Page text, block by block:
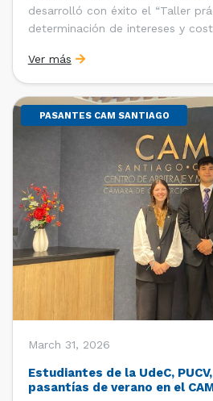
desarrolló con éxito el “Taller
determinación de intereses y
Universidad Católica de Chile y
de la Universidad de Chicago) y
[…]
Ver más
PASANTES CAM SANTIAGO
March 31, 2026
Estudiantes de la UdeC,
pasantías de verano en el